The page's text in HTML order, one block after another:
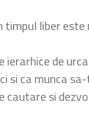
liber
de
si ca munca
si